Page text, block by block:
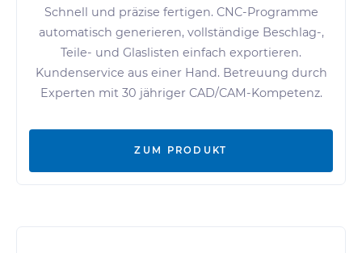
Schnell und präzise fertigen. CNC-Programme
automatisch generieren, vollständige Beschlag-,
Teile- und Glaslisten einfach exportieren.
Kundenservice aus einer Hand. Betreuung durch
Experten mit 30 jähriger CAD/CAM-Kompetenz.
ZUM PRODUKT